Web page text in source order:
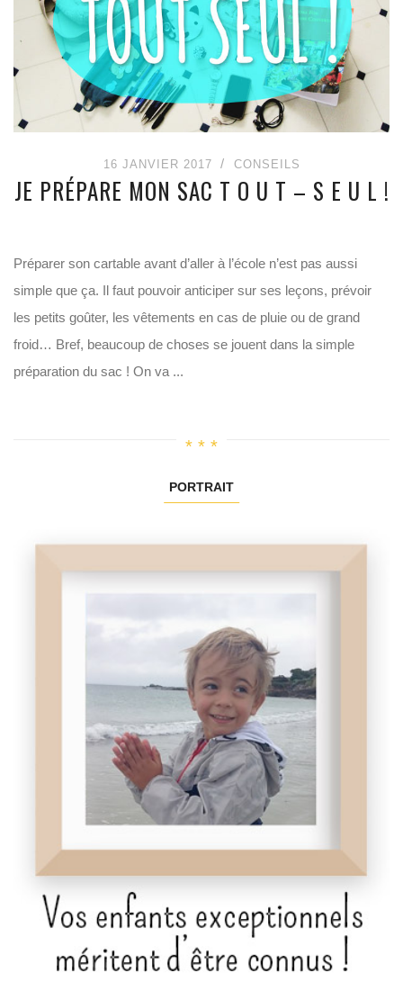
16 JANVIER 2017 CONSEILS
JE PRÉPARE MON SAC T O U T – S E U L !
Préparer son cartable avant d’aller à l’école n’est pas aussi
simple que ça. Il faut pouvoir anticiper sur ses leçons, prévoir
les petits goûter, les vêtements en cas de pluie ou de grand
froid… Bref, beaucoup de choses se jouent dans la simple
préparation du sac ! On va ...
PORTRAIT